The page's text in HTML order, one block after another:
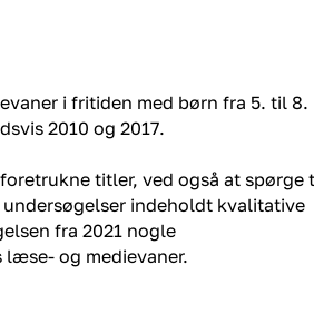
i fritiden med børn fra 5. til 8.
2010 og 2017.
titler, ved også at spørge
indeholdt kvalitative
fra 2021 nogle
og medievaner.